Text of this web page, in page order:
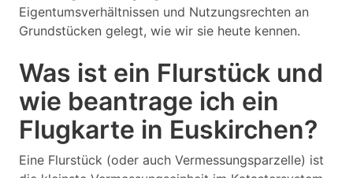
Eigentumsverhältnissen und Nutzungsrechten an
Grundstücken gelegt, wie wir sie heute kennen.
Was ist ein Flurstück und
wie beantrage ich ein
Flugkarte in Euskirchen?
Eine Flurstück (oder auch Vermessungsparzelle) ist